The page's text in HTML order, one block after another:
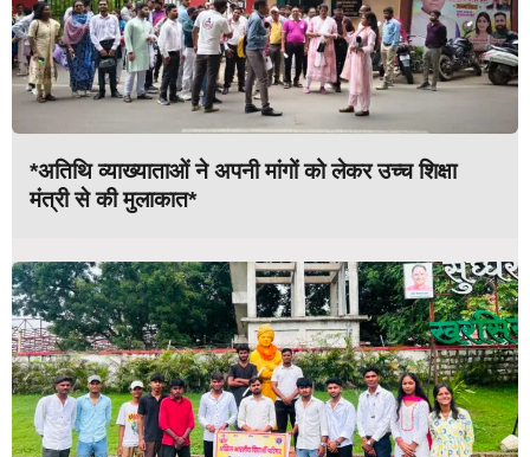
*अतिथि व्याख्याताओं ने अपनी मांगों को लेकर उच्च शिक्षा
मंत्री से की मुलाकात*